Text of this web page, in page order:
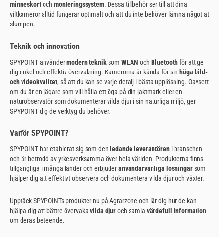
minneskortoch monteringssystem. Dessa tillbehör ser till att dina
viltkameror alltid fungerar optimalt och att du inte behöver lämna något åt
slumpen.
Teknik och innovation
SPYPOINT användermodern tekniksom WLAN och Bluetoothför att ge
dig enkel och effektiv övervakning. Kamerorna är kända för sin höga bild-
och videokvalitet, så att du kan se varje detalj i bästa upplösning. Oavsett
om du är en jägare som vill hålla ett öga på din jaktmark eller en
naturobservatör som dokumenterar vilda djur i sin naturliga miljö, ger
SPYPOINT dig de verktyg du behöver.
Varför SPYPOINT?
SPYPOINT har etablerat sig som den ledande leverantören i branschen
och är betrodd av yrkesverksamma över hela världen. Produkterna finns
tillgängliga i många länder och erbjuderanvändarvänliga lösningarsom
hjälper dig att effektivt observera och dokumentera vilda djur och växter.
Upptäck SPYPOINTs produkter nu på Agrarzone och lär dig hur de kan
hjälpa dig att bättre övervaka vilda djuroch samla värdefull information
om deras beteende.